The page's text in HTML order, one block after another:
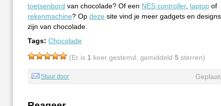
toetsenbord van chocolade? Of een NES controller, laptop of
rekenmachine? Op deze site vind je meer gadgets en
zijn van chocolade.
Tags: Chocolade
(Er is 1 keer gestemd, gemiddeld 5 sterren)
Stuur door